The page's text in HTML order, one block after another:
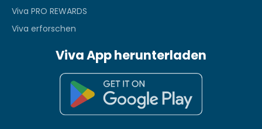
Viva PRO REWARDS
Viva erforschen
Viva App herunterladen